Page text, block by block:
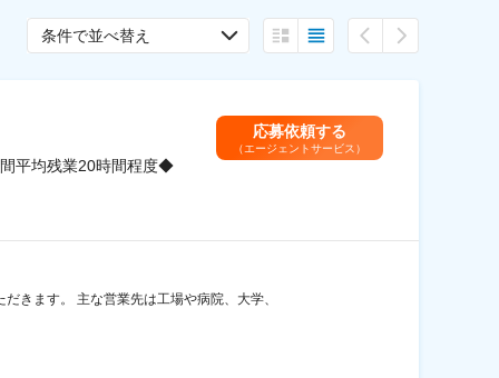
条件で並べ替え
平均残業20時間程度◆
応募依頼する
（エージェントサービス）
きます。 主な営業先は工場や病院、大学、